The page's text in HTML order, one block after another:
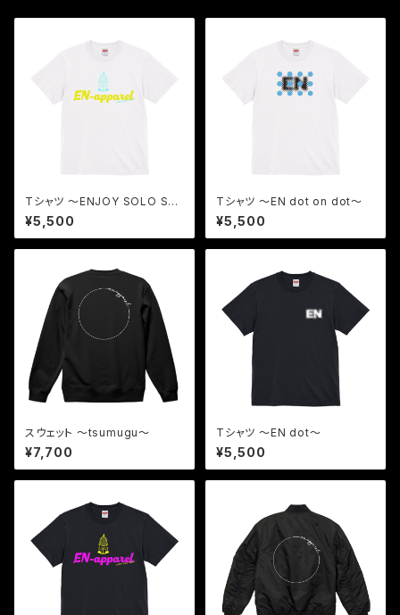
Tシャツ 〜ENJOY SOLO SA
UNA〜
¥5,500
Tシャツ 〜EN dot on dot〜
¥5,500
スウェット 〜tsumugu〜
¥7,700
Tシャツ 〜EN dot〜
¥5,500